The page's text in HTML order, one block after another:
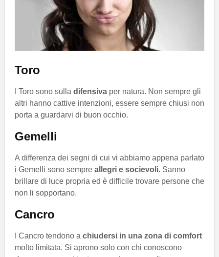
Toro
I Toro sono sulla difensiva per natura. Non sempre gli
altri hanno cattive intenzioni, essere sempre chiusi non
porta a guardarvi di buon occhio.
Gemelli
A differenza dei segni di cui vi abbiamo appena parlato
i Gemelli sono sempre allegri e socievoli. Sanno
brillare di luce propria ed è difficile trovare persone che
non li sopportano.
Cancro
I Cancro tendono a chiudersi in una zona di comfort
molto limitata. Si aprono solo con chi conoscono